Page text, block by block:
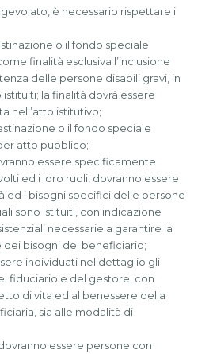
è necessario rispettare i
o il fondo speciale
finalità esclusiva l’inclusione
delle persone disabili gravi, in
la finalità dovrà essere
nell’atto istitutivo;
o il fondo speciale
atto pubblico;
essere specificamente
ed i loro ruoli, dovranno essere
ed i bisogni specifici delle persone
sono istituiti, con indicazione
necessarie a garantire la
dei bisogni del beneficiario;
individuati nel dettaglio gli
fiduciario e del gestore, con
di vita ed al benessere della
sia alle modalità di
essere persone con